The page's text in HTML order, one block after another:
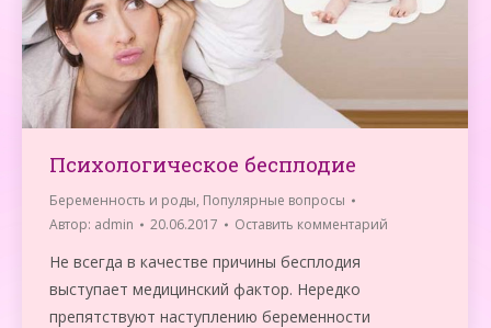
Психологическое бесплодие
Беременность и роды, Популярные вопросы
Автор: admin 20.06.2017 Оставить комментарий
Не всегда в качестве причины бесплодия
выступает медицинский фактор. Нередко
препятствуют наступлению беременности